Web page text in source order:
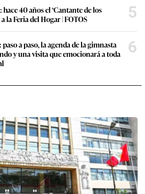
40 años el ‘Cantante de los
la Feria del Hogar | FOTOS
5
a paso, la agenda de la gimnasta
y una visita que emocionará a toda
6